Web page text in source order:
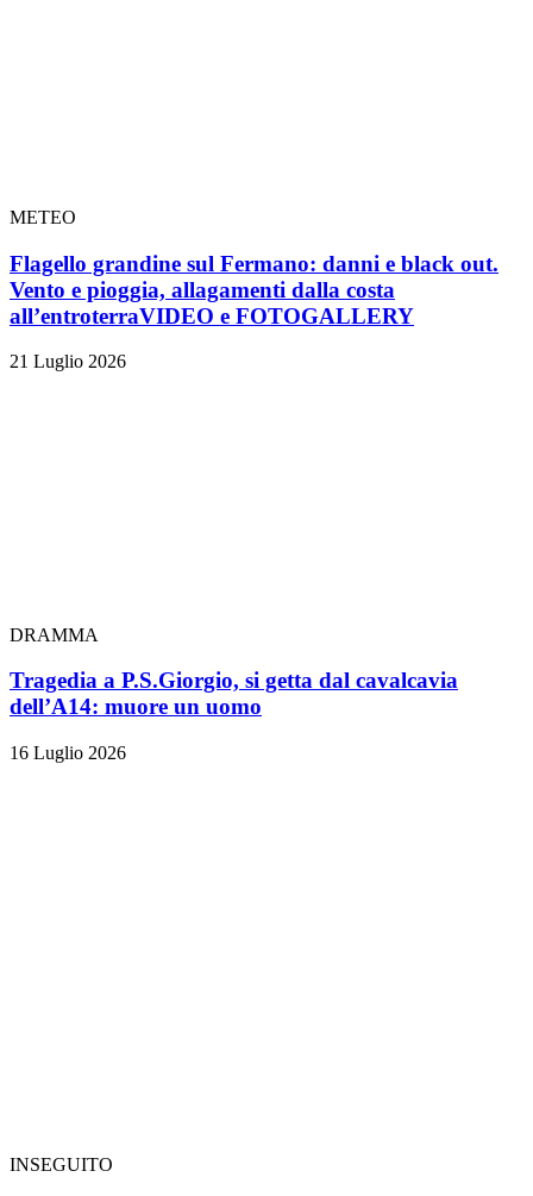
METEO
Flagello grandine sul Fermano: danni e black out.
Vento e pioggia, allagamenti dalla costa
all’entroterraVIDEO e FOTOGALLERY
21 Luglio 2026
DRAMMA
Tragedia a P.S.Giorgio, si getta dal cavalcavia
dell’A14: muore un uomo
16 Luglio 2026
INSEGUITO